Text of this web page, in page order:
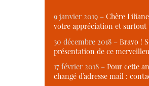
9 janvier 2019 – Chère
votre appréciation et
30 décembre 2018 – Bravo !
présentation de ce
17 février 2018 – Pour cette
changé d’adresse mail :